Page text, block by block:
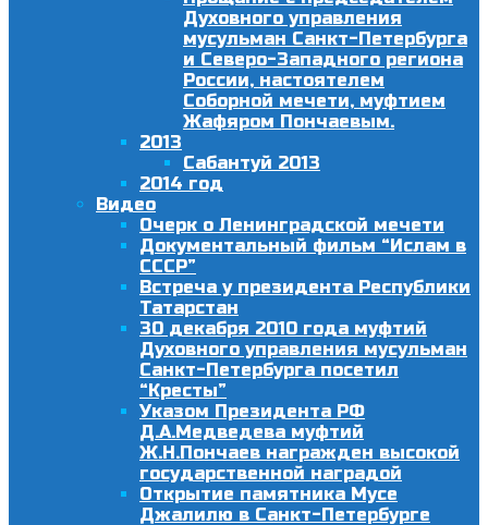
Духовного управления
мусульман Санкт-Петербурга
и Северо-Западного региона
России, настоятелем
Соборной мечети, муфтием
Жафяром Пончаевым.
2013
Сабантуй 2013
2014 год
Видео
Очерк о Ленинградской мечети
Документальный фильм “Ислам в
СССР”
Встреча у президента Республики
Татарстан
30 декабря 2010 года муфтий
Духовного управления мусульман
Санкт-Петербурга посетил
“Кресты”
Указом Президента РФ
Д.А.Медведева муфтий
Ж.Н.Пончаев награжден высокой
государственной наградой
Открытие памятника Мусе
Джалилю в Санкт-Петербурге